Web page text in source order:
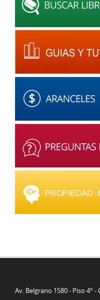
Av. Belgrano 1580 - Piso 4°